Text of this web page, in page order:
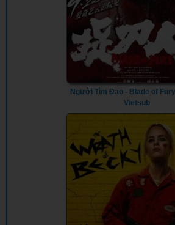
Người Tìm Đao - Blade of
Vietsub